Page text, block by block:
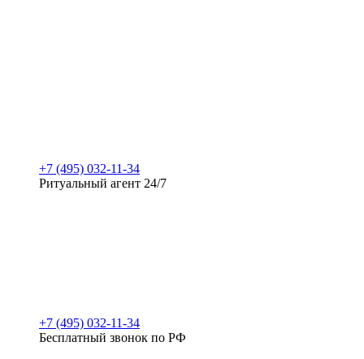
+7 (495) 032-11-34
Ритуальный агент 24/7
+7 (495) 032-11-34
Бесплатный звонок по РФ